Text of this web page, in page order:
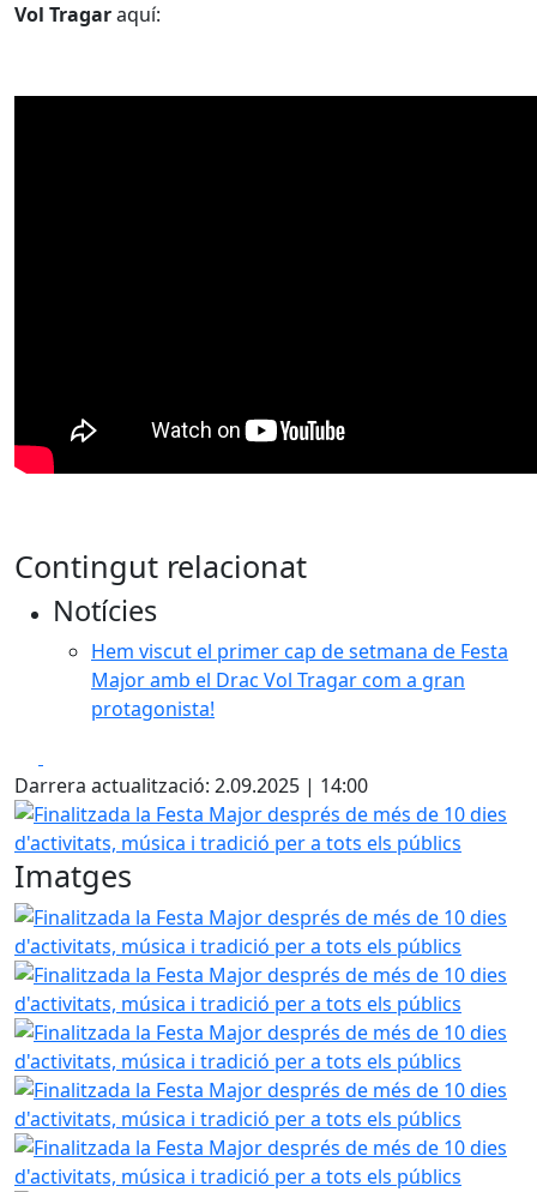
Vol Tragaraquí:
Contingut relacionat
Notícies
Hem viscut el primer cap de setmana de Festa
Major amb el Drac Vol Tragar com a gran
protagonista!
Darrera actualització: 2.09.2025 | 14:00
Finalitzada la Festa Major després de més de 10 dies
Imatges
Finalitzada la Festa Major després de més de 10 dies
Finalitzada la Festa Major després de més de 10 dies
Finalitzada la Festa Major després de més de 10 dies
Finalitzada la Festa Major després de més de 10 dies
Finalitzada la Festa Major després de més de 10 dies